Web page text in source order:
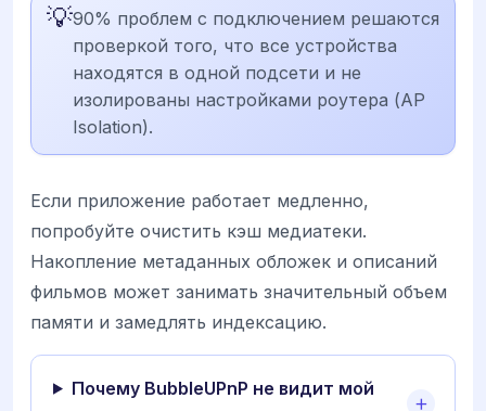
💡90% проблем с подключением решаются
проверкой того, что все устройства
находятся в одной подсети и не
изолированы настройками роутера (AP
Isolation).
Если приложение работает медленно,
попробуйте очистить кэш медиатеки.
Накопление метаданных обложек и описаний
фильмов может занимать значительный объем
памяти и замедлять индексацию.
Почему BubbleUPnP не видит мой